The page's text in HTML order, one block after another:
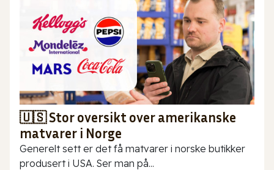
🇺🇸 Stor oversikt over amerikanske
matvarer i Norge
Generelt sett er det få matvarer i norske butikker
produsert i USA. Ser man på...